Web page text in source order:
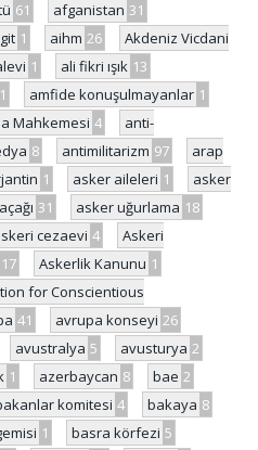
61 afganistan 31
1 aihm 26
Akdeniz Vicdani
1 ali fikri ışık 13
1 amfide konuşulmayanlar 1
Mahkemesi 4
anti-
8 antimilitarizm 97
arap
1 asker aileleri 1
asker
31 asker uğurlama 18
cezaevi 4
Askeri
17 Askerlik Kanunu 1
for Conscientious
41 avrupa konseyi 26
avustralya 5 avusturya 2
1 azerbaycan 8 bae 2
komitesi 4 bakaya 8
1 basra körfezi 5